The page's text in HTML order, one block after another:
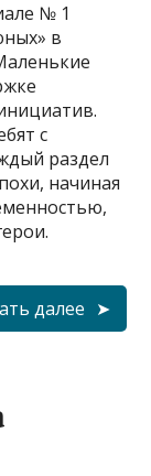
№ 1
в
с
раздел
начиная
далее